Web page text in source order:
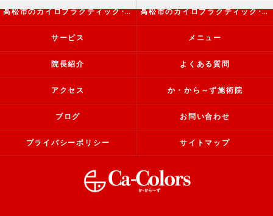
高松市のカイロプラクティック･か・から～ず施術院の評判 高松市のカイロプラクティック･か・から～ず施術院のお客様の声
サービス メニュー
院長紹介 よくある質問
アクセス か・から～ず施術院
ブログ お問い合わせ
プライバシーポリシー サイトマップ